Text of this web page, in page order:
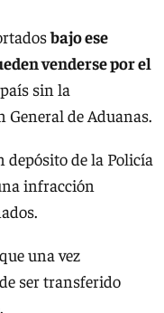
bajo ese
venderse por el
sin la
de Aduanas.
depósito de la Policía
infracción
una vez
ser transferido